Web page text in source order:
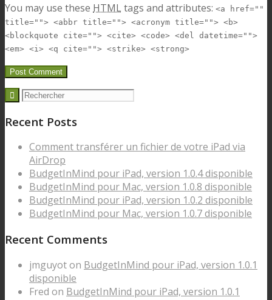
You may use these HTMLtags and attributes: <a href=""
title=""> <abbr title=""> <acronym title=""> <b>
<blockquote cite=""> <cite> <code> <del datetime="">
<em> <i> <q cite=""> <strike> <strong>
Recent Posts
Comment transférer un fichier de votre iPad via
AirDrop
BudgetInMind pour iPad, version 1.0.4 disponible
BudgetInMind pour Mac, version 1.0.8 disponible
BudgetInMind pour iPad, version 1.0.2 disponible
BudgetInMind pour Mac, version 1.0.7 disponible
Recent Comments
jmguyot on BudgetInMind pour iPad, version 1.0.1
disponible
Fred on BudgetInMind pour iPad, version 1.0.1